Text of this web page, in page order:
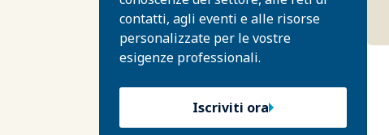
contatti, agli eventi e alle risorse
personalizzate per le vostre
esigenze professionali.
Iscriviti ora